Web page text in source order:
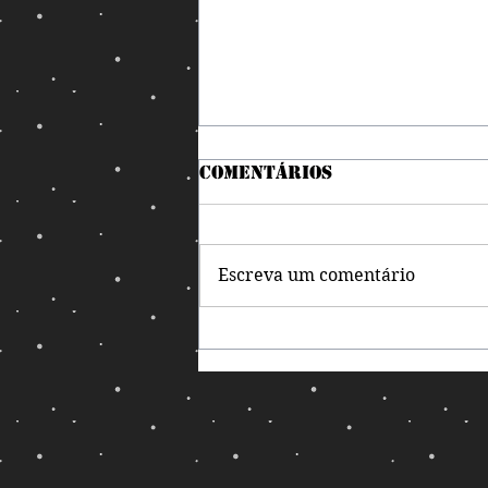
magia para o debate
virar luta livre!
Comentários
Escreva um comentário